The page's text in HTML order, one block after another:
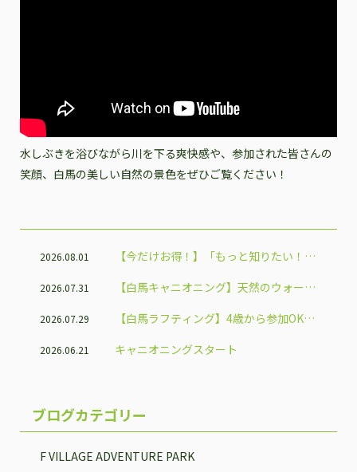
水しぶきを浴びながら川を下る爽快感や、参加された皆さんの
笑顔、白馬の美しい自然の景色をぜひご覧ください！
2026.08.01
【今だけお得！】「もっと知りたい！信
2026.07.31
【白馬キャニオニング】天然のウォータ
2026.07.29
【白馬ラフティング】4歳から参加OK！
2026.06.21 キャニオニングスタート
ブログカテゴリー
F VILLAGE ADVENTURE PARK